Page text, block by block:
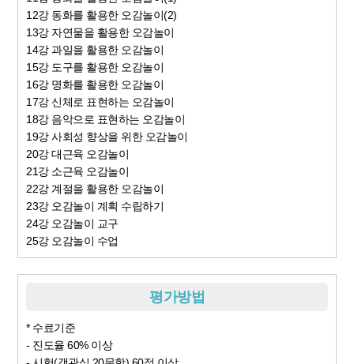
12강 동화를 활용한 오감놀이(2)
13강 자연물을 활용한 오감놀이
14강 과일을 활용한 오감놀이
15강 도구를 활용한 오감놀이
16강 명화를 활용한 오감놀이
17강 신체로 표현하는 오감놀이
18강 음악으로 표현하는 오감놀이
19강 사회성 향상을 위한 오감놀이
20강 대근육 오감놀이
21강 소근육 오감놀이
22강 계절을 활용한 오감놀이
23강 오감놀이 계획 수립하기
24강 오감놀이 교구
25강 오감놀이 수업
평가방법
* 수료기준
- 진도율 60% 이상